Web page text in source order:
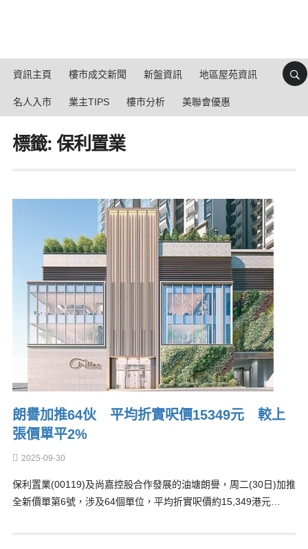
資訊主頁 樓市成交新聞 新盤資訊 地區屋苑資訊
名人入市 業主TIPS 樓市分析 美聯會優惠
標籤: 保利置業
朗譽加推64伙 平均折實呎價15349元 較上
張價單平2%
2025-09-30
保利置業(00119)及尚嘉控股合作發展的油塘朗譽，周二(30日)加推
全新價單第6號，涉及64個單位，平均折實呎價約15,349港元…